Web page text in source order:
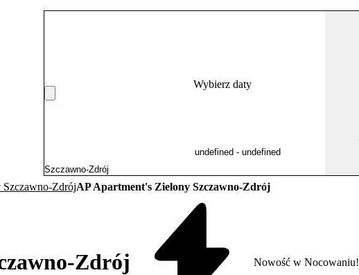
Wybierz daty
Szczawno-ZdrójAP Apartment's Zielony Szczawno-Zdrój
Zdrój Nowość w Nocowaniu!